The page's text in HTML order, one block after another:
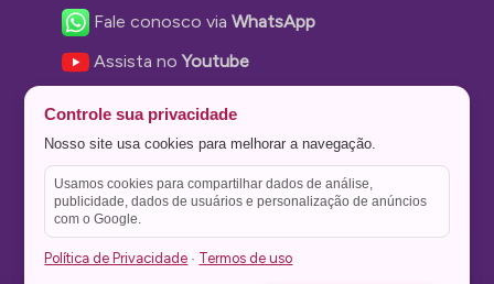
Fale conosco viaWhatsApp
Assista noYoutube
Nos siga no Instagram
Nos siga noTwitter
Salve no
Controle sua privacidade
Nosso site usa cookies para melhorar a navegação.
Usamos cookies para compartilhar dados de análise,
publicidade, dados de usuários e personalização de anúncios
com o Google.
Política de Privacidade · Termos de uso